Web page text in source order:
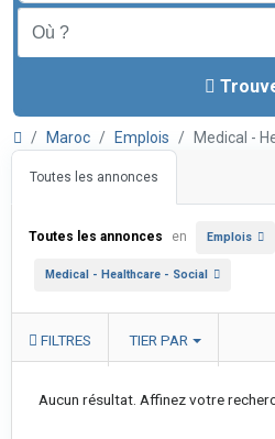
Maroc Emplois Medical -
Toutes les annonces
Toutes les annonces en Emplois
Medical - Healthcare - Social
FILTRES TIER PAR
Aucun résultat. Affinez votre